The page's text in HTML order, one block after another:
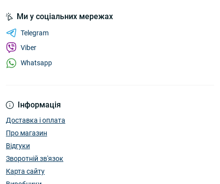
Інформація
Доставка і оплата
Про магазин
Відгуки
Зворотній зв'язок
Карта сайту
Ми у соціальних мережах
Telegram
Viber
Whatsapp